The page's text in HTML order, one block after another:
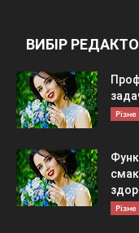
ВИБІР
Різне
Різне